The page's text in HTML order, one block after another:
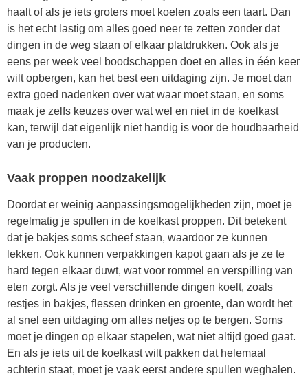
haalt of als je iets groters moet koelen zoals een taart. Dan
is het echt lastig om alles goed neer te zetten zonder dat
dingen in de weg staan of elkaar platdrukken. Ook als je
eens per week veel boodschappen doet en alles in één keer
wilt opbergen, kan het best een uitdaging zijn. Je moet dan
extra goed nadenken over wat waar moet staan, en soms
maak je zelfs keuzes over wat wel en niet in de koelkast
kan, terwijl dat eigenlijk niet handig is voor de houdbaarheid
van je producten.
Vaak proppen noodzakelijk
Doordat er weinig aanpassingsmogelijkheden zijn, moet je
regelmatig je spullen in de koelkast proppen. Dit betekent
dat je bakjes soms scheef staan, waardoor ze kunnen
lekken. Ook kunnen verpakkingen kapot gaan als je ze te
hard tegen elkaar duwt, wat voor rommel en verspilling van
eten zorgt. Als je veel verschillende dingen koelt, zoals
restjes in bakjes, flessen drinken en groente, dan wordt het
al snel een uitdaging om alles netjes op te bergen. Soms
moet je dingen op elkaar stapelen, wat niet altijd goed gaat.
En als je iets uit de koelkast wilt pakken dat helemaal
achterin staat, moet je vaak eerst andere spullen weghalen.